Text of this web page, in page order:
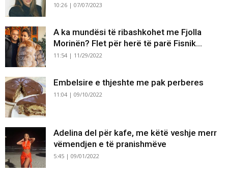
10:26 | 07/07/2023
A ka mundësi të ribashkohet me Fjolla
Morinën? Flet për herë të parë Fisnik...
11:54 | 11/29/2022
Embelsire e thjeshte me pak perberes
11:04 | 09/10/2022
Adelina del për kafe, me këtë veshje merr
vëmendjen e të pranishmëve
5:45 | 09/01/2022